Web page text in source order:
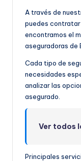
A través de
puedes
encontramos el
aseguradoras de
Cada tipo de
necesidades
analizar las
asegurado.
Ver todos
Principales